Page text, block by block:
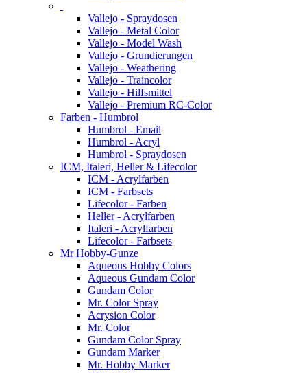
Vallejo - Spraydosen
Vallejo - Metal Color
Vallejo - Model Wash
Vallejo - Grundierungen
Vallejo - Weathering
Vallejo - Traincolor
Vallejo - Hilfsmittel
Vallejo - Premium RC-Color
Farben - Humbrol
Humbrol - Email
Humbrol - Acryl
Humbrol - Spraydosen
ICM, Italeri, Heller & Lifecolor
ICM - Acrylfarben
ICM - Farbsets
Lifecolor - Farben
Heller - Acrylfarben
Italeri - Acrylfarben
Lifecolor - Farbsets
Mr Hobby-Gunze
Aqueous Hobby Colors
Aqueous Gundam Color
Gundam Color
Mr. Color Spray
Acrysion Color
Mr. Color
Gundam Color Spray
Gundam Marker
Mr. Hobby Marker